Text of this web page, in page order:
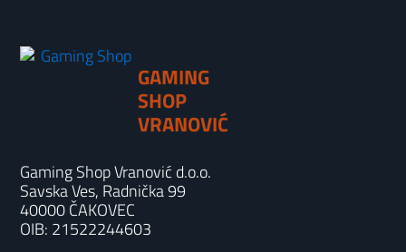
GAMING
SHOP
VRANOVIĆ
Gaming Shop Vranović d.o.o.
Savska Ves, Radnička 99
40000 ČAKOVEC
OIB: 21522244603